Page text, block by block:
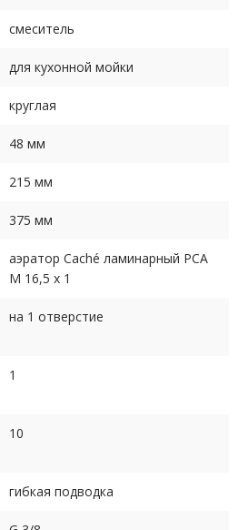
смеситель
для кухонной мойки
круглая
48 мм
215 мм
375 мм
аэратор Caché ламинарный PCA
M 16,5 x 1
на 1 отверстие
1
10
гибкая подводка